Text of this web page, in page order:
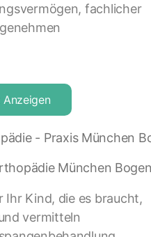
fachlicher
Ihr Kind, die es braucht,
vermitteln